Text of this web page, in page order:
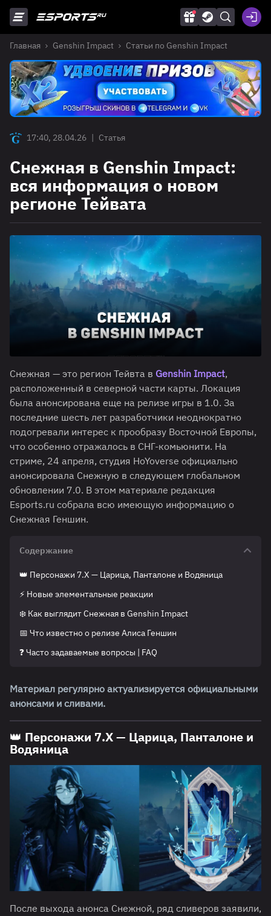
Главная Genshin Impact Статьи по Genshin Impact
17:40, 28.04.26 | Статья
Снежная в Genshin Impact:
вся информация о новом
регионе Тейвата
Снежная — это регион Тейвта в Genshin Impact,
расположенный в северной части карты. Локация
была анонсирована еще на релизе игры в 1.0. За
последние шесть лет разработчики неоднократно
подогревали интерес к прообразу Восточной Европы,
что особенно отражалось в СНГ-комьюнити. На
стриме, 24 апреля, студия HoYoverse официально
анонсировала Снежную в следующем глобальном
обновлении 7.0. В этом материале редакция
Esports.ru собрала всю имеющую информацию о
Снежная Геншин.
Содержание
👑 Персонажи 7.Х — Царица, Панталоне и Водяница
⚡ Новые элементальные реакции
❄️ Как выглядит Снежная в Genshin Impact
📅 Что известно о релизе Алиса Геншин
❓ Часто задаваемые вопросы | FAQ
Материал регулярно актуализируется официальными
анонсами и сливами.
👑 Персонажи 7.Х — Царица, Панталоне и
Водяница
После выхода анонса Снежной, ряд сливеров заявили,